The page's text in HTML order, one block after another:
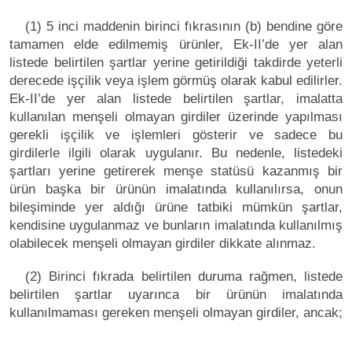
(1) 5 inci maddenin birinci fıkrasının (b) bendine göre
tamamen elde edilmemiş ürünler, Ek-II’de yer alan
listede belirtilen şartlar yerine getirildiği takdirde yeterli
derecede işçilik veya işlem görmüş olarak kabul edilirler.
Ek-II’de yer alan listede belirtilen şartlar, imalatta
kullanılan menşeli olmayan girdiler üzerinde yapılması
gerekli işçilik ve işlemleri gösterir ve sadece bu
girdilerle ilgili olarak uygulanır. Bu nedenle, listedeki
şartları yerine getirerek menşe statüsü kazanmış bir
ürün başka bir ürünün imalatında kullanılırsa, onun
bileşiminde yer aldığı ürüne tatbiki mümkün şartlar,
kendisine uygulanmaz ve bunların imalatında kullanılmış
olabilecek menşeli olmayan girdiler dikkate alınmaz.
(2) Birinci fıkrada belirtilen duruma rağmen, listede
belirtilen şartlar uyarınca bir ürünün imalatında
kullanılmaması gereken menşeli olmayan girdiler, ancak;